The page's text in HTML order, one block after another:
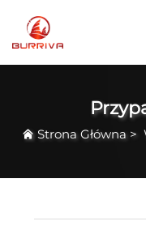
Strona Główna >